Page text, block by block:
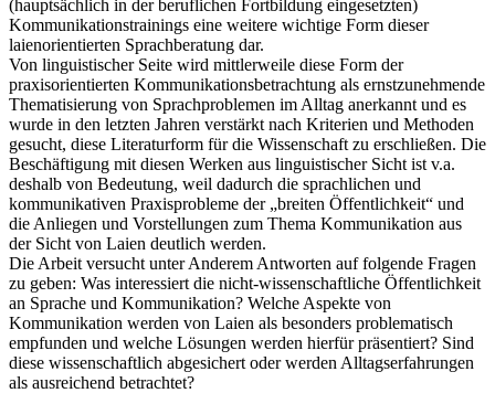
(hauptsächlich in der beruflichen Fortbildung eingesetzten)
Kommunikationstrainings eine weitere wichtige Form dieser
laienorientierten Sprachberatung dar.
Von linguistischer Seite wird mittlerweile diese Form der
praxisorientierten Kommunikationsbetrachtung als ernstzunehmende
Thematisierung von Sprachproblemen im Alltag anerkannt und es
wurde in den letzten Jahren verstärkt nach Kriterien und Methoden
gesucht, diese Literaturform für die Wissenschaft zu erschließen. Die
Beschäftigung mit diesen Werken aus linguistischer Sicht ist v.a.
deshalb von Bedeutung, weil dadurch die sprachlichen und
kommunikativen Praxisprobleme der „breiten Öffentlichkeit“ und
die Anliegen und Vorstellungen zum Thema Kommunikation aus
der Sicht von Laien deutlich werden.
Die Arbeit versucht unter Anderem Antworten auf folgende Fragen
zu geben: Was interessiert die nicht-wissenschaftliche Öffentlichkeit
an Sprache und Kommunikation? Welche Aspekte von
Kommunikation werden von Laien als besonders problematisch
empfunden und welche Lösungen werden hierfür präsentiert? Sind
diese wissenschaftlich abgesichert oder werden Alltagserfahrungen
als ausreichend betrachtet?